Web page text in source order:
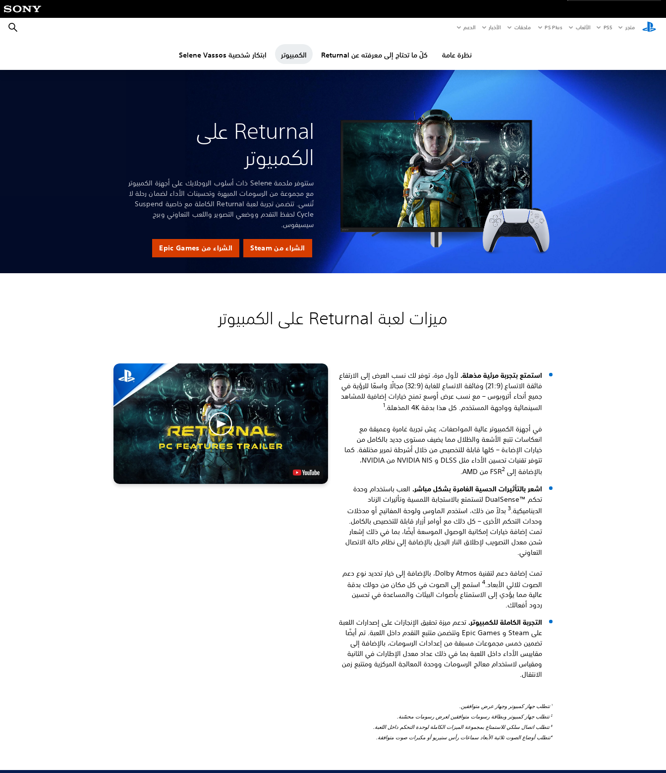
متجر PS5‏ الألعاب PS Plus ملحقات الأخبار الدعم بحث
نظرة عامة كلّ ما تحتاج إلى معرفته عن Returnal الكمبيوتر ابتكار شخصية Selene Vassos
Returnal على
الكمبيوتر
ستتوفر ملحمة Selene ذات أسلوب الروجلايك على أجهزة الكمبيوتر
مع مجموعة من الرسومات المبهرة وتحسينات الأداء لضمان رحلة لا
تُنسى. تتضمن تجربة لعبة Returnal الكاملة مع خاصية Suspend
Cycle لحفظ التقدم ووضعي التصوير واللعب التعاوني وبرج
سيسيفوس.
الشراء من Steam الشراء من Epic Games
ميزات لعبة Returnal على الكمبيوتر
استمتع بتجربة مرئية مذهلة. لأول مرة، توفر لك نسب العرض إلى الارتفاع
فائقة الاتساع (21:9) وفائقة الاتساع للغاية (32:9) مجالًا واسعًا للرؤية في
جميع أنحاء أتروبوس – مع نسب عرض أوسع تمنح خيارات إضافية للمشاهد
السينمائية وواجهة المستخدم. كل هذا بدقة 4K المذهلة.
1
في أجهزة الكمبيوتر عالية المواصفات، عِش تجربة غامرة وعميقة مع
انعكاسات تتبع الأشعة والظلال مما يضيف مستوى جديد بالكامل من
خيارات الإضاءة – كلها قابلة للتخصيص من خلال أشرطة تمرير مختلفة. كما
تتوفر تقنيات تحسين الأداء مثل DLSS و NVIDIA NIS من NVIDIA،
بالإضافة إلى FSR 2
من AMD.
اشعر بالتأثيرات الحسية الغامرة بشكل مباشر. العب باستخدام وحدة
تحكم DualSense™‎‏ لتستمتع بالاستجابة اللمسية وتأثيرات الزناد
الديناميكية.3 بدلاً من ذلك، استخدم الماوس ولوحة المفاتيح أو مدخلات
وحدات التحكم الأخرى – كل ذلك مع أوامر أزرار قابلة للتخصيص بالكامل.
تمت إضافة خيارات إمكانية الوصول الموسعة أيضًا، بما في ذلك إشعار
شحن معدل التصويب لإطلاق النار البديل بالإضافة إلى نظام حالة الاتصال
التعاوني.
تمت إضافة دعم لتقنية Dolby Atmos، بالإضافة إلى خيار تحديد نوع دعم
الصوت ثلاثي الأبعاد. 4 استمع إلى الصوت في كل مكان من حولك بدقة
عالية مما يؤدي إلى الاستمتاع بأصوات البيئات والمساعدة في تحسين
ردود أفعالك.
التجربة الكاملة للكمبيوتر. تدعم ميزة تحقيق الإنجازات على إصدارات اللعبة
على Steam و Epic Games وتتضمن متتبع التقدم داخل اللعبة. تم أيضًا
تضمين خمس مجموعات مسبقة من إعدادات الرسومات، بالإضافة إلى
مقاييس الأداء داخل اللعبة بما في ذلك عداد معدل الإطارات في الثانية
ومقياس لاستخدام معالج الرسومات ووحدة المعالجة المركزية ومتتبع زمن
الانتقال.
1 تتطلب جهاز كمبيوتر وجهاز عرض متوافقين.
2 تتطلب جهاز كمبيوتر وبطاقة رسومات متوافقين لعرض رسومات محسّنة.
3 تتطلب اتصال سلكي للاستمتاع بمجموعة الميزات الكاملة لوحدة التحكم داخل اللعبة.
4 تتطلب أوضاع الصوت ثلاثية الأبعاد سماعات رأس ستيريو أو مكبرات صوت متوافقة.